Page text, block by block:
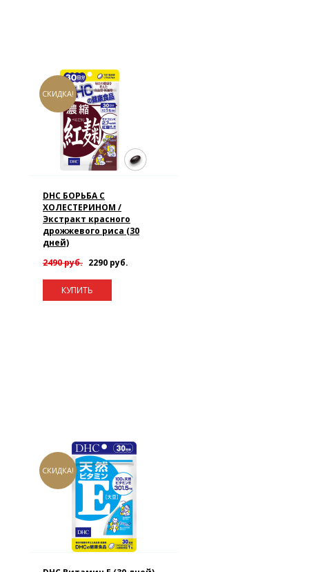
СКИДКА!
DHC БОРЬБА С
ХОЛЕСТЕРИНОМ /
Экстракт красного
дрожжевого риса (30
дней)
2490 руб. 2290 руб.
КУПИТЬ
СКИДКА!